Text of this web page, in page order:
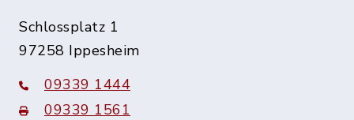
Schlossplatz 1
97258 Ippesheim
09339 1444
09339 1561